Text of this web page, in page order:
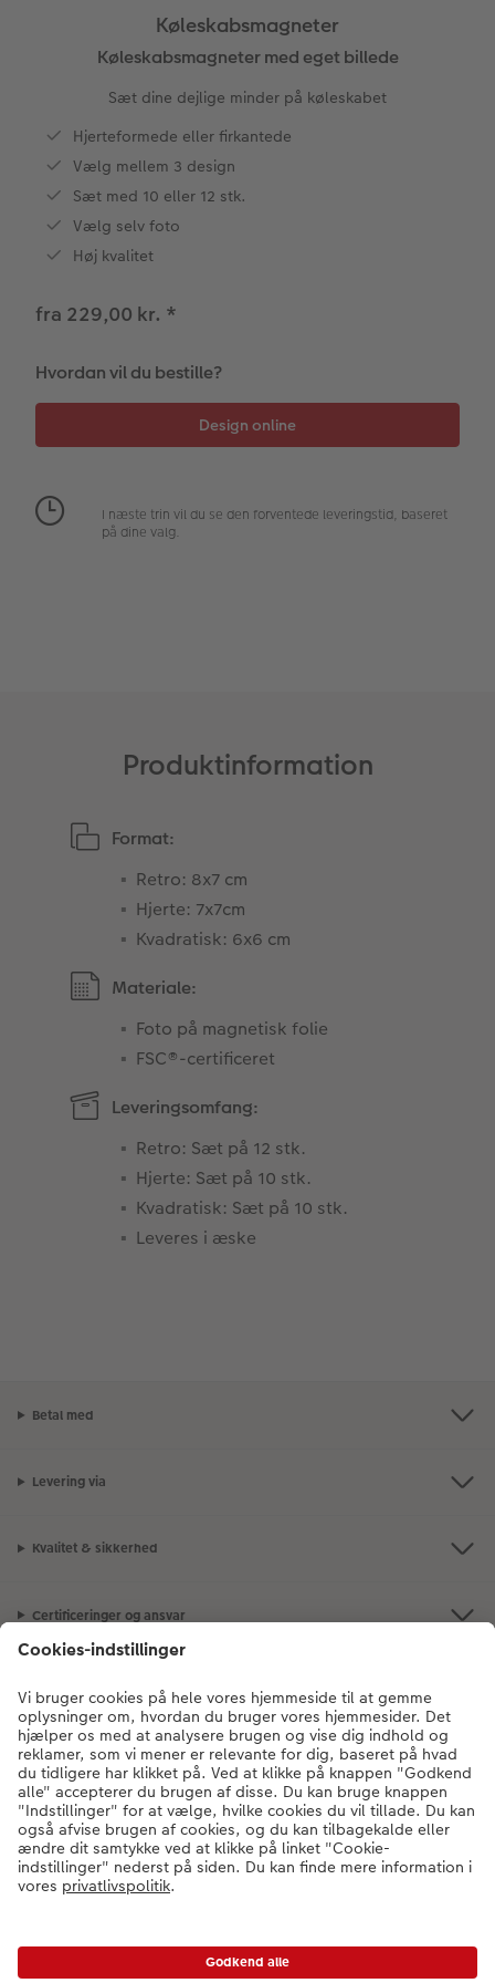
Fotobog som bryllupsgave
CEWE FOTOBOG Color pop
Panoramaside
Tilbehør
Forstørrelse på fotopapir
Fotosæt
Fotoklistermærker
Pasfoto
Billede på aluminiumsplade
Galleritryk
Billede på akrylglas
Fotoplakat med kort
Fotoplakat med plakatliste
Fotocollage
Fotopanel
Tekstiler
Skole og kontor
Fotomagneter
Fyld-selv gaveæske
Mobilcovers
Kæledyr
Inspiration
Design selv
Fotokort
Foldekort
Kort med fotoindstik
Bordkort
Menukort
Direkte forsendelse
Inspiration til bryllup
Valgmuligheder
Gaveindpakning
Tilbehør
Køleskabsmagneter
Køleskabsmagneter med eget billede
Sæt dine dejlige minder på køleskabet
Hjerteformede eller firkantede
Vælg mellem 3 design
Sæt med 10 eller 12 stk.
Vælg selv foto
Høj kvalitet
fra 229,00 kr. *
Hvordan vil du bestille?
I næste trin vil du se den forventede leveringstid, baseret
på dine valg.
Produktinformation
Format:
Retro: 8x7 cm
Hjerte: 7x7cm
Kvadratisk: 6x6 cm
Materiale:
Foto på magnetisk folie
FSC®-certificeret
Leveringsomfang:
Retro: Sæt på 12 stk.
Hjerte: Sæt på 10 stk.
Kvadratisk: Sæt på 10 stk.
Leveres i æske
Betal med
Levering via
Kvalitet & sikkerhed
Certificeringer og ansvar
Om os
Fotoprodukter
Andre produkter
Kontakt kundeservice:78 79 78 07- Man-fre: 09:00-20:00 | Søn: 14:00-
20:00 (undtagen helligdage)